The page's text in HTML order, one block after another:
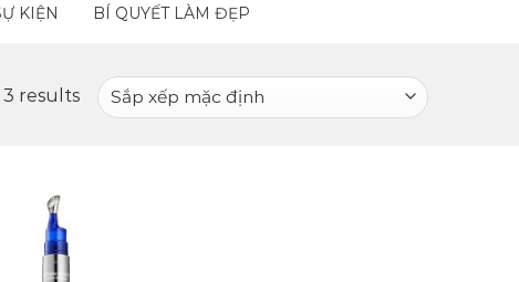
KIỆN BÍ QUYẾT LÀM ĐẸP
results